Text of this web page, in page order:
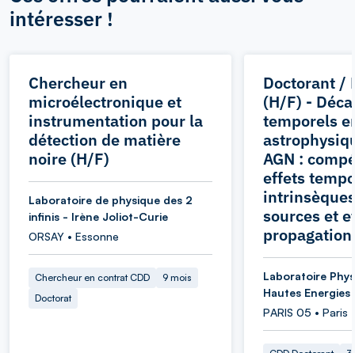
intéresser !
Chercheur en
microélectronique et
instrumentation pour la
détection de matière
noire (H/F)
Laboratoire de physique des 2
infinis - Irène Joliot-Curie
ORSAY • Essonne
Chercheur en contrat CDD
9 mois
Doctorat
Doctorant /
(H/F) -
temporels
AGN :
effets
sources et
propagation
Laboratoire
Hautes Energies
PARIS 05 • Paris